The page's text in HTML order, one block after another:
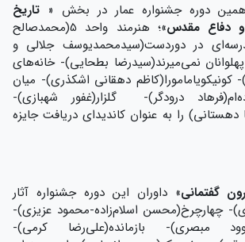
دوره جشنواره عمار در بخش « تاریخ
و دفاع مقدس
»؛ هنرمند واحد 5(محمدصالح
در دوردست(سیدمحمدیوسف جلالی و
نمی‌میرند(سیدرضا بطحایی)- خانه‌های
کونیکویامامورا(کاظم دهقانی اشکذری)- میان
درودگر)- گلزار(غفور شهبازی)-
را به عنوان کاندیدای دریافت جایزه
گفتمانی» داوران این دوره جشنواره آثار
چهارچرخ(محسن اسلام‌زاده-محمود عزیزی)-
مبصری)- بازمانده(علی‌رضا کرمی)-